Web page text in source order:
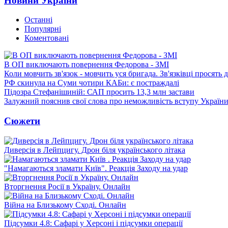
Останні
Популярні
Коментовані
В ОП виключають повернення Федорова - ЗМІ
Коли мовчить зв'язок - мовчить уся бригада. Зв'язківці просять
РФ скинула на Суми чотири КАБи: є постраждалі
Підозра Стефанішиній: САП просить 13,3 млн застави
Залужний пояснив свої слова про неможливість вступу
Сюжети
Диверсія в Лейпцигу. Дрон біля українського літака
"Намагаються зламати Київ". Реакція Заходу на удар
Вторгнення Росії в Україну. Онлайн
Війна на Близькому Сході. Онлайн
Підсумки 4.8: Сафарі у Херсоні і підсумки операції